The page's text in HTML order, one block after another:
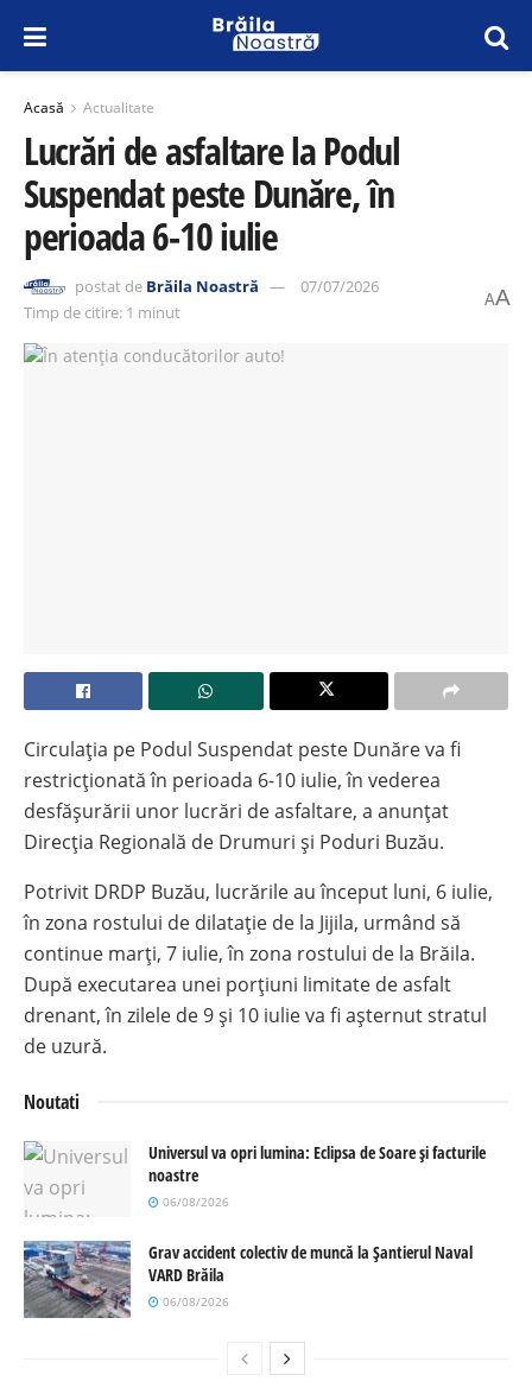
Acasă Actualitate
Lucrări de asfaltare la Podul
Suspendat peste Dunăre, în
perioada 6-10 iulie
postat de Brăila Noastră
07/07/2026
Timp de citire: 1 minut
AA
Circulația pe Podul Suspendat peste Dunăre va fi
restricționată în perioada 6-10 iulie, în vederea
desfășurării unor lucrări de asfaltare, a anunțat
Direcția Regională de Drumuri și Poduri Buzău.
Potrivit DRDP Buzău, lucrările au început luni, 6 iulie,
în zona rostului de dilatație de la Jijila, urmând să
continue marți, 7 iulie, în zona rostului de la Brăila.
După executarea unei porțiuni limitate de asfalt
drenant, în zilele de 9 și 10 iulie va fi așternut stratul
de uzură.
Noutati
Universul va opri lumina: Eclipsa de Soare și facturile
noastre
06/08/2026
Grav accident colectiv de muncă la Șantierul Naval
VARD Brăila
06/08/2026